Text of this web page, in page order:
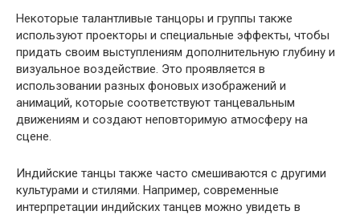
Некоторые талантливые танцоры и группы также
используют проекторы и специальные эффекты, чтобы
придать своим выступлениям дополнительную глубину и
визуальное воздействие. Это проявляется в
использовании разных фоновых изображений и
анимаций, которые соответствуют танцевальным
движениям и создают неповторимую атмосферу на
сцене.
Индийские танцы также часто смешиваются с другими
культурами и стилями. Например, современные
интерпретации индийских танцев можно увидеть в